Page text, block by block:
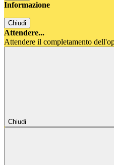
Informazione
Chiudi
Attendere...
Attendere il completamento
Chiudi